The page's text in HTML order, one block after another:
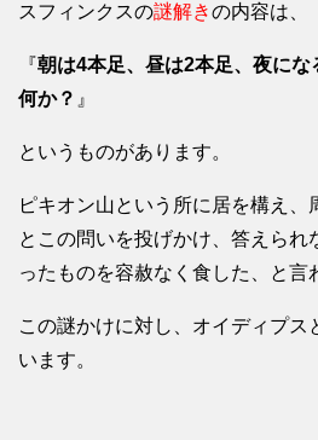
スフィンクスの謎解きの内容は、
『朝は4本足、昼は2本足、夜に
何か？ 』
というものがあります。
ピキオン山という所に居を構え、
とこの問いを投げかけ、答えられ
ったものを容赦なく食した、と言
この謎かけに対し、オイディプス
います。